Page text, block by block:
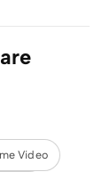
Video